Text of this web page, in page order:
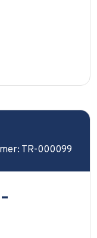
TR-000099